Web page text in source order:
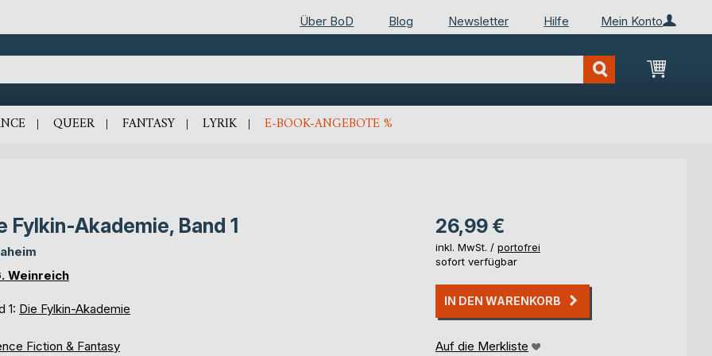
Mein Konto
Über BoD Blog Newsletter Hilfe
Mein
QUEER FANTASY LYRIK E-BOOK-ANGEBOTE %
Fylkin-Akademie, Band 1
Weinreich
1: Die Fylkin-Akademie
Fiction & Fantasy
26,99 €
inkl. MwSt. / portofrei
sofort verfügbar
IN DEN WARENKORB
Auf die Merkliste